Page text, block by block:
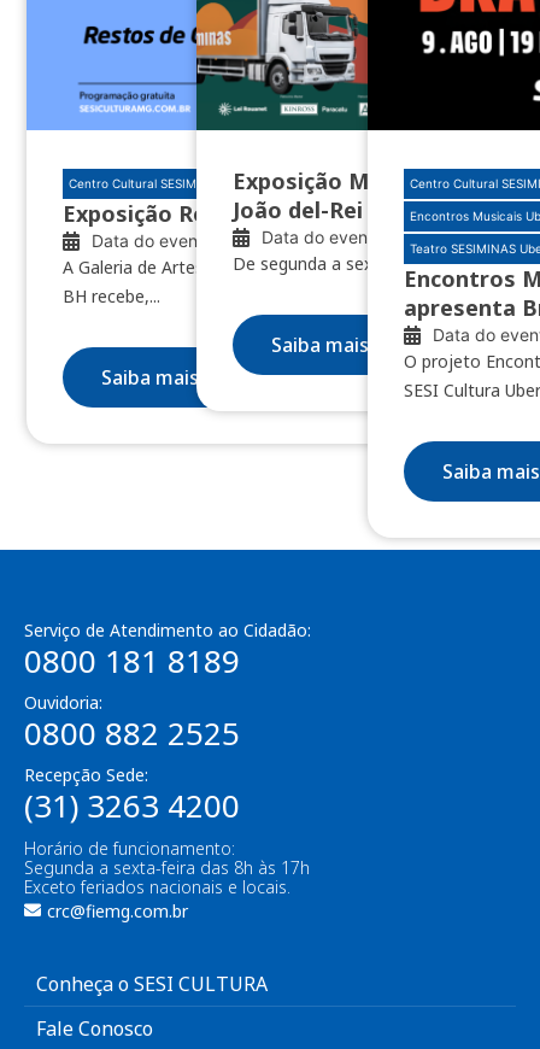
Centro Cultural SESIMINAS BH
Exposição Restos de clareúme
Data do evento: 10/07/2026
A Galeria de Artes do Centro Cultural SESIMINAS
BH recebe,...
Saiba mais
Exposição Minas das Minas
João del-Rei e Nazareno
Data do evento: 04/08/2026
De segunda a sexta, das 8h às 18h
Saiba mais
Centro Cultural
Encontros Musicais
Teatro SESIMINAS
Encontros
apresenta
Data do
O projeto
SESI Cultura
Saiba mais
Serviço de Atendimento ao Cidadão:
0800 181 8189
Ouvidoria:
0800 882 2525
Recepção Sede:
(31) 3263 4200
Horário de funcionamento:
Segunda a sexta-feira das 8h às 17h
Exceto feriados nacionais e locais.
crc@fiemg.com.br
Conheça o SESI CULTURA
Fale Conosco